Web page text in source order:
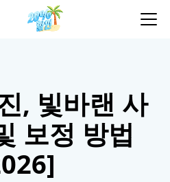
, 빛바랜 사
보정 방법